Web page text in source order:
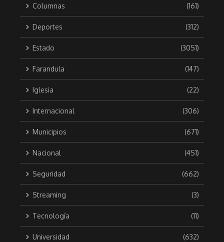
Columnas (161)
Deportes (312)
Estado (3051)
Farandula (147)
Iglesia (22)
Internacional (306)
Municipios (671)
Nacional (451)
Seguridad (662)
Streaming (3)
Tecnología (11)
Universidad (632)